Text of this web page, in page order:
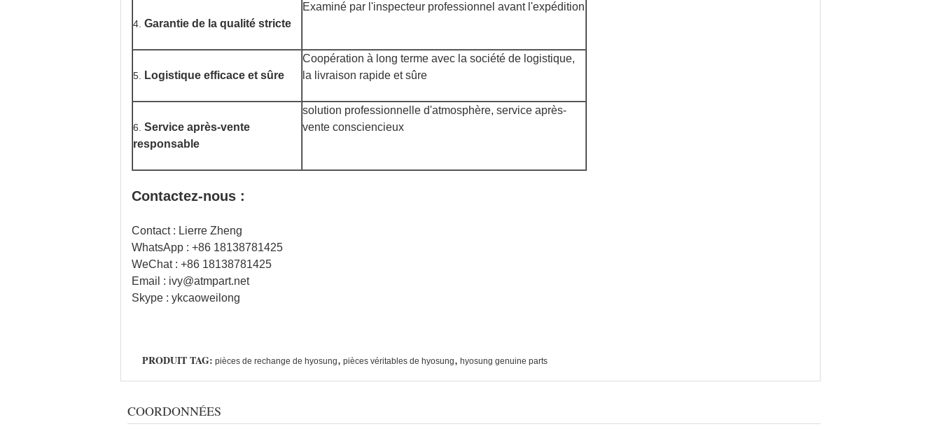
4. Garantie de la qualité stricte
Examiné par l'inspecteur professionnel avant l'expédition
5. Logistique efficace et sûre
Coopération à long terme avec la société de logistique,
la livraison rapide et sûre
6. Service après-vente
responsable
solution professionnelle d'atmosphère, service après-
vente consciencieux
Contactez-nous :
Contact : Lierre Zheng
WhatsApp : +86 18138781425
WeChat : +86 18138781425
Email : ivy@atmpart.net
Skype : ykcaoweilong
PRODUIT TAG: pièces de rechange de hyosung, pièces véritables de hyosung, hyosung genuine parts
COORDONNÉES